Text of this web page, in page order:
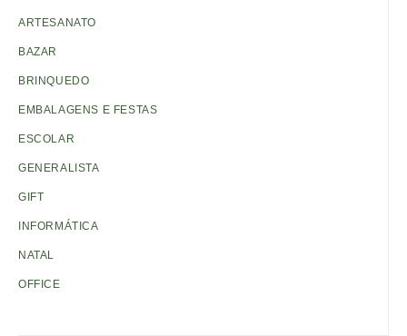
ARTESANATO
BAZAR
BRINQUEDO
EMBALAGENS E FESTAS
ESCOLAR
GENERALISTA
GIFT
INFORMÁTICA
NATAL
OFFICE